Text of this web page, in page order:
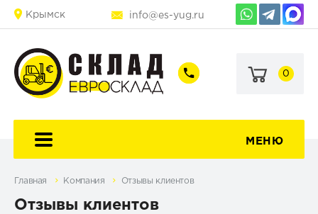
Крымск info@es-yug.ru
+7
60-
+7
69-
0
МЕНЮ
Главная Компания Отзывы клиентов
Отзывы клиентов